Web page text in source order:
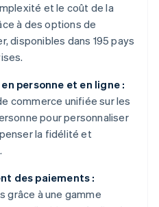
et le coût de la
à des options de
disponibles dans 195 pays
personne et en ligne :
commerce unifiée sur les
pour personnaliser
la fidélité et
des paiements :
grâce à une gamme